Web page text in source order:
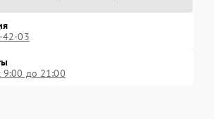
42-03
9:00 до 21:00